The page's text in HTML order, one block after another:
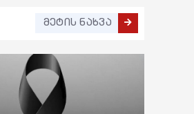
მეტის ნახვა